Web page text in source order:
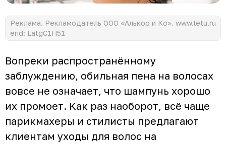
Реклама. Рекламодатель ООО «Алькор и Ко». www.letu.ru
erid: LatgC1H51
Вопреки распространённому
заблуждению, обильная пена на волосах
вовсе не означает, что шампунь хорошо
их промоет. Как раз наоборот, всё чаще
парикмахеры и стилисты предлагают
клиентам уходы для волос на